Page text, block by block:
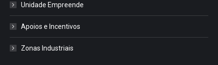
Unidade Empreende
Apoios e Incentivos
Zonas Industriais